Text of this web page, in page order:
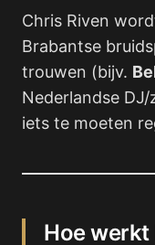
Chris Riven
Brabantse
trouwen (bijv.
Nederlandse
iets te moeten
Hoe werkt